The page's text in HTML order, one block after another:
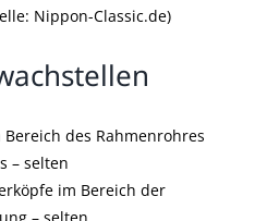
Nippon-Classic.de)
des Rahmenrohres
– selten
im Bereich der